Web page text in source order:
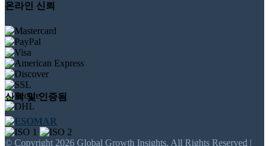
온라인 신뢰
신뢰 및 인증됨
© Copyright 2026 Global Growth Insights. All Rights Reserved |